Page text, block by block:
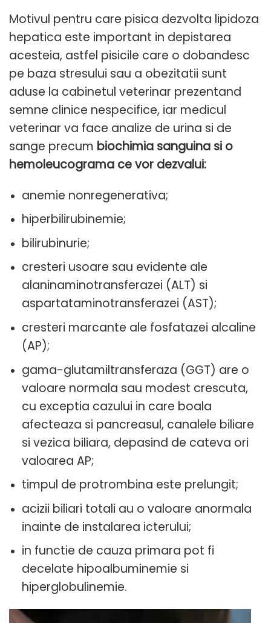
Motivul pentru care pisica dezvolta lipidoza
hepatica este important in depistarea
acesteia, astfel pisicile care o dobandesc
pe baza stresului sau a obezitatii sunt
aduse la cabinetul veterinar prezentand
semne clinice nespecifice, iar medicul
veterinar va face analize de urina si de
sange precum biochimia sanguina si o
hemoleucograma ce vor dezvalui:
anemie nonregenerativa;
hiperbilirubinemie;
bilirubinurie;
cresteri usoare sau evidente ale
alaninaminotransferazei (ALT) si
aspartataminotransferazei (AST);
cresteri marcante ale fosfatazei alcaline
(AP);
gama-glutamiltransferaza (GGT) are o
valoare normala sau modest crescuta,
cu exceptia cazului in care boala
afecteaza si pancreasul, canalele biliare
si vezica biliara, depasind de cateva ori
valoarea AP;
timpul de protrombina este prelungit;
acizii biliari totali au o valoare anormala
inainte de instalarea icterului;
in functie de cauza primara pot fi
decelate hipoalbuminemie si
hiperglobulinemie.